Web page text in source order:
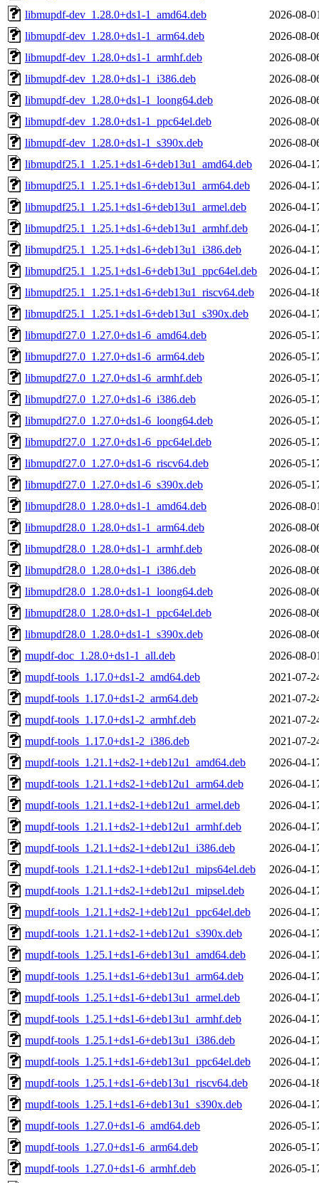
libmupdf-dev_1.28.0+ds1-1_amd64.deb
2026-08-
libmupdf-dev_1.28.0+ds1-1_arm64.deb
2026-08-
libmupdf-dev_1.28.0+ds1-1_armhf.deb
2026-08-
libmupdf-dev_1.28.0+ds1-1_i386.deb
2026-08-
libmupdf-dev_1.28.0+ds1-1_loong64.deb
2026-08-
libmupdf-dev_1.28.0+ds1-1_ppc64el.deb
2026-08-
libmupdf-dev_1.28.0+ds1-1_s390x.deb
2026-08-
libmupdf25.1_1.25.1+ds1-6+deb13u1_amd64.deb
2026-04-
libmupdf25.1_1.25.1+ds1-6+deb13u1_arm64.deb
2026-04-
libmupdf25.1_1.25.1+ds1-6+deb13u1_armel.deb
2026-04-
libmupdf25.1_1.25.1+ds1-6+deb13u1_armhf.deb
2026-04-
libmupdf25.1_1.25.1+ds1-6+deb13u1_i386.deb
2026-04-
libmupdf25.1_1.25.1+ds1-6+deb13u1_ppc64el.deb
2026-04-
libmupdf25.1_1.25.1+ds1-6+deb13u1_riscv64.deb
2026-04-
libmupdf25.1_1.25.1+ds1-6+deb13u1_s390x.deb
2026-04-
libmupdf27.0_1.27.0+ds1-6_amd64.deb
2026-05-
libmupdf27.0_1.27.0+ds1-6_arm64.deb
2026-05-
libmupdf27.0_1.27.0+ds1-6_armhf.deb
2026-05-
libmupdf27.0_1.27.0+ds1-6_i386.deb
2026-05-
libmupdf27.0_1.27.0+ds1-6_loong64.deb
2026-05-
libmupdf27.0_1.27.0+ds1-6_ppc64el.deb
2026-05-
libmupdf27.0_1.27.0+ds1-6_riscv64.deb
2026-05-
libmupdf27.0_1.27.0+ds1-6_s390x.deb
2026-05-
libmupdf28.0_1.28.0+ds1-1_amd64.deb
2026-08-
libmupdf28.0_1.28.0+ds1-1_arm64.deb
2026-08-
libmupdf28.0_1.28.0+ds1-1_armhf.deb
2026-08-
libmupdf28.0_1.28.0+ds1-1_i386.deb
2026-08-
libmupdf28.0_1.28.0+ds1-1_loong64.deb
2026-08-
libmupdf28.0_1.28.0+ds1-1_ppc64el.deb
2026-08-
libmupdf28.0_1.28.0+ds1-1_s390x.deb
2026-08-
mupdf-doc_1.28.0+ds1-1_all.deb
2026-08-
mupdf-tools_1.17.0+ds1-2_amd64.deb
2021-07-
mupdf-tools_1.17.0+ds1-2_arm64.deb
2021-07-
mupdf-tools_1.17.0+ds1-2_armhf.deb
2021-07-
mupdf-tools_1.17.0+ds1-2_i386.deb
2021-07-
mupdf-tools_1.21.1+ds2-1+deb12u1_amd64.deb
2026-04-
mupdf-tools_1.21.1+ds2-1+deb12u1_arm64.deb
2026-04-
mupdf-tools_1.21.1+ds2-1+deb12u1_armel.deb
2026-04-
mupdf-tools_1.21.1+ds2-1+deb12u1_armhf.deb
2026-04-
mupdf-tools_1.21.1+ds2-1+deb12u1_i386.deb
2026-04-
mupdf-tools_1.21.1+ds2-1+deb12u1_mips64el.deb
2026-04-
mupdf-tools_1.21.1+ds2-1+deb12u1_mipsel.deb
2026-04-
mupdf-tools_1.21.1+ds2-1+deb12u1_ppc64el.deb
2026-04-
mupdf-tools_1.21.1+ds2-1+deb12u1_s390x.deb
2026-04-
mupdf-tools_1.25.1+ds1-6+deb13u1_amd64.deb
2026-04-
mupdf-tools_1.25.1+ds1-6+deb13u1_arm64.deb
2026-04-
mupdf-tools_1.25.1+ds1-6+deb13u1_armel.deb
2026-04-
mupdf-tools_1.25.1+ds1-6+deb13u1_armhf.deb
2026-04-
mupdf-tools_1.25.1+ds1-6+deb13u1_i386.deb
2026-04-
mupdf-tools_1.25.1+ds1-6+deb13u1_ppc64el.deb
2026-04-
mupdf-tools_1.25.1+ds1-6+deb13u1_riscv64.deb
2026-04-
mupdf-tools_1.25.1+ds1-6+deb13u1_s390x.deb
2026-04-
mupdf-tools_1.27.0+ds1-6_amd64.deb
2026-05-
mupdf-tools_1.27.0+ds1-6_arm64.deb
2026-05-
mupdf-tools_1.27.0+ds1-6_armhf.deb
2026-05-